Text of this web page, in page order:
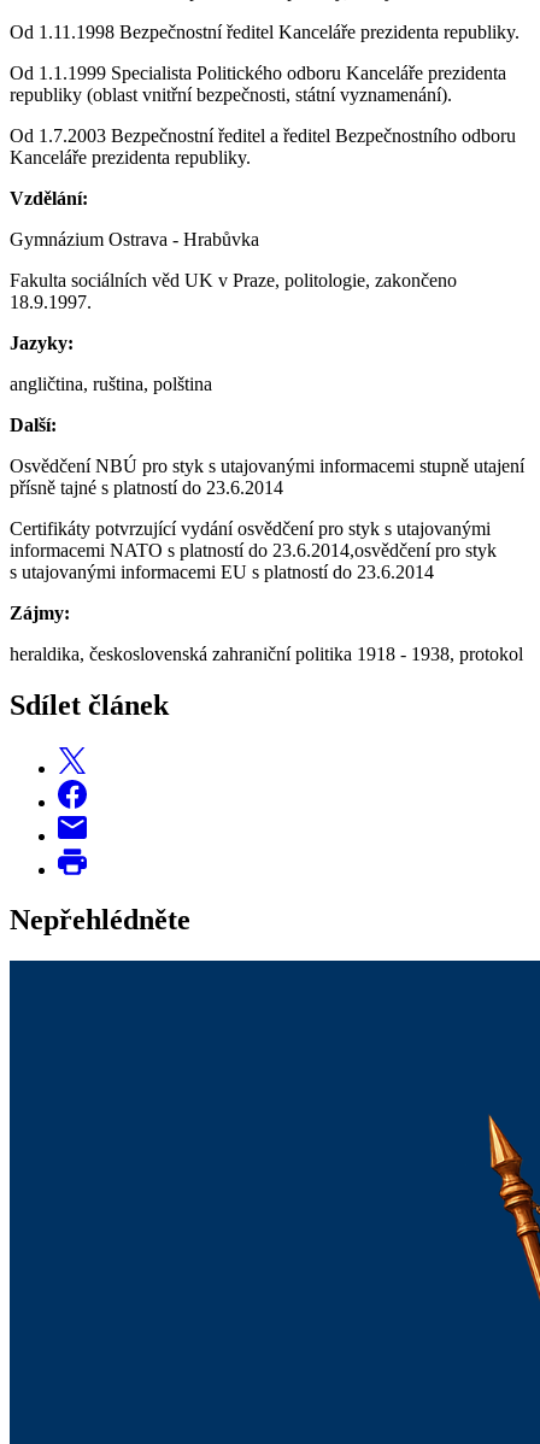
Od 1.11.1998 Bezpečnostní ředitel Kanceláře prezidenta republiky.
Od 1.1.1999 Specialista Politického odboru Kanceláře prezidenta
republiky (oblast vnitřní bezpečnosti, státní vyznamenání).
Od 1.7.2003 Bezpečnostní ředitel a ředitel Bezpečnostního odboru
Kanceláře prezidenta republiky.
Vzdělání:
Gymnázium Ostrava - Hrabůvka
Fakulta sociálních věd UK v Praze, politologie, zakončeno
18.9.1997.
Jazyky:
angličtina, ruština, polština
Další:
Osvědčení NBÚ pro styk s utajovanými informacemi stupně utajení
přísně tajné s platností do 23.6.2014
Certifikáty potvrzující vydání osvědčení pro styk s utajovanými
informacemi NATO s platností do 23.6.2014,osvědčení pro styk
s utajovanými informacemi EU s platností do 23.6.2014
Zájmy:
heraldika, československá zahraniční politika 1918 - 1938, protokol
Sdílet článek
Nepřehlédněte